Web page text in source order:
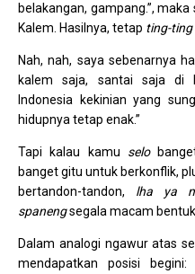
belakangan, gampang.”,
Kalem. Hasilnya, tetap ting-ting
Nah, nah, saya sebenarnya
kalem saja, santai saja di
Indonesia kekinian yang
hidupnya tetap enak.”
Tapi kalau kamu selo
banget gitu untuk berkonflik,
bertandon-tandon, lha ya
spanengsegala macam
Dalam analogi ngawur atas
mendapatkan posisi